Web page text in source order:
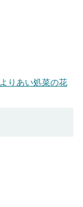
よりあい処菜の花